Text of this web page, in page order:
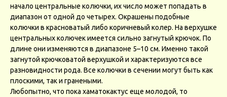
начало центральные колючки, их число может попадать в
диапазон от одной до четырех. Окрашены подобные
колючки в красноватый либо коричневый колер. На верхушке
центральных колючек имеется сильно загнутый крючок. По
длине они изменяются в диапазоне 5–10 см. Именно такой
загнутой крючковатой верхушкой и характеризуются все
разновидности рода. Все колючки в сечении могут быть как
плоскими, так и гранеными.
Любопытно, что пока хаматокактус еще молодой, то